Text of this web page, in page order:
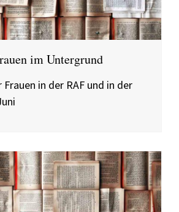
im Untergrund
in der RAF und in der